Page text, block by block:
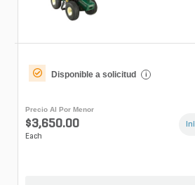
Disponible a solicitud i
Precio Al Por Menor
$3,650.00
Each